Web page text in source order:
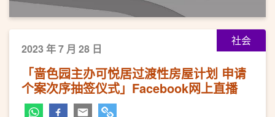
社会
2023 年 7 月 28 日
「啬色园主办可悦居过渡性房屋计划 申请
个案次序抽签仪式」Facebook网上直播